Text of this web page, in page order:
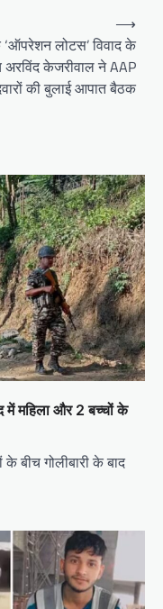
लोटस’ विवाद के
अरविंद केजरीवाल ने AAP
की बुलाई आपात बैठक
⟶
में महिला और 2 बच्चों के
बीच गोलीबारी के बाद